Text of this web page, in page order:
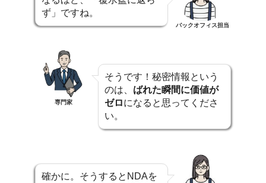
ず」ですね。
バックオフィス担当
専門家
そうです！秘密情報という
のは、 ばれた瞬間に価値が
ゼロになると思ってくださ
い。
確かに。そうするとNDAを